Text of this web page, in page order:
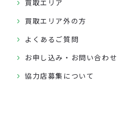
買取エリア
買取エリア外の方
よくあるご質問
お申し込み・お問い合わせ
協力店募集について